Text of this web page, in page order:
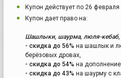
Купон действует по 26 февраля
Купон дает право на:
Шашлыки, шаурма, люля-кебаб,
- скидка до 56% на шашлык и
берёзовых дровах,
- скидка до 54% на
- скидка до 43% на шаурму с